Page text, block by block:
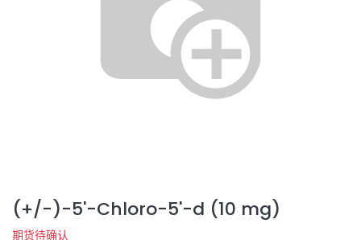
(+/-)-5'-Chloro-5'-d (10 mg)
期货待确认